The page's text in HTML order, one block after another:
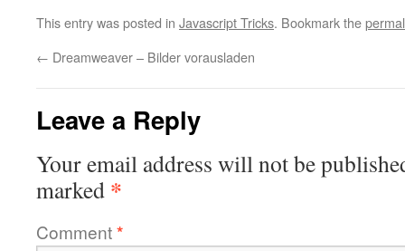
This entry was posted in Javascript Tricks. Bookmark the
← Dreamweaver – Bilder vorausladen
Leave a Reply
Your email address will not be
marked *
Comment*